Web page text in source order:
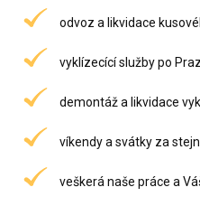
odvoz a likvidace
vyklízecící služby po
demontáž a likvidace
víkendy a svátky za
veškerá naše práce a